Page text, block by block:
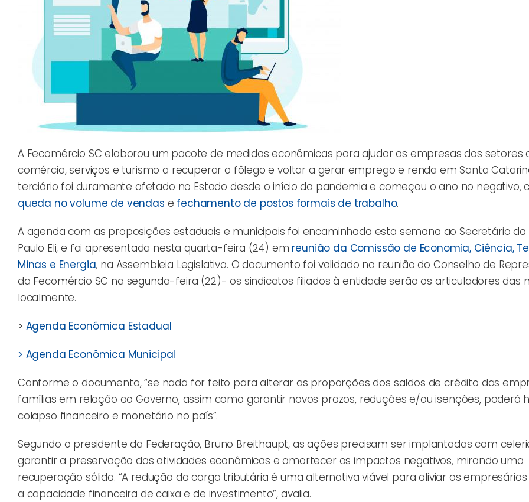
A Fecomércio SC elaborou um pacote de medidas econômicas para ajudar as empresas dos setores
comércio, serviços e turismo a recuperar o fôlego e voltar a gerar emprego e renda em Santa
terciário foi duramente afetado no Estado desde o início da pandemia e começou o ano no negativo,
queda no volume de vendas e fechamento de postos formais de trabalho.
A agenda com as proposições estaduais e municipais foi encaminhada esta semana ao Secretário da
Paulo Eli, e foi apresentada nesta quarta-feira (24) em reunião da Comissão de Economia, Ciência,
Minas e Energia, na Assembleia Legislativa. O documento foi validado na reunião do Conselho de
da Fecomércio SC na segunda-feira (22)- os sindicatos filiados à entidade serão os articuladores das
localmente.
> Agenda Econômica Estadual
> Agenda Econômica Municipal
Conforme o documento, “se nada for feito para alterar as proporções dos saldos de crédito das
famílias em relação ao Governo, assim como garantir novos prazos, reduções e/ou isenções, poderá
colapso financeiro e monetário no país”.
Segundo o presidente da Federação, Bruno Breithaupt, as ações precisam ser implantadas com
garantir a preservação das atividades econômicas e amortecer os impactos negativos, mirando uma
recuperação sólida. “A redução da carga tributária é uma alternativa viável para aliviar os
a capacidade financeira de caixa e de investimento”, avalia.